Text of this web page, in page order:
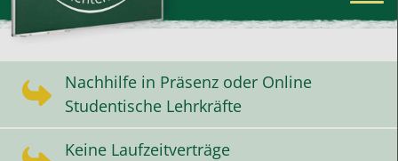
Nachhilfe in Präsenz oder Online
Studentische Lehrkräfte
Keine Laufzeitverträge